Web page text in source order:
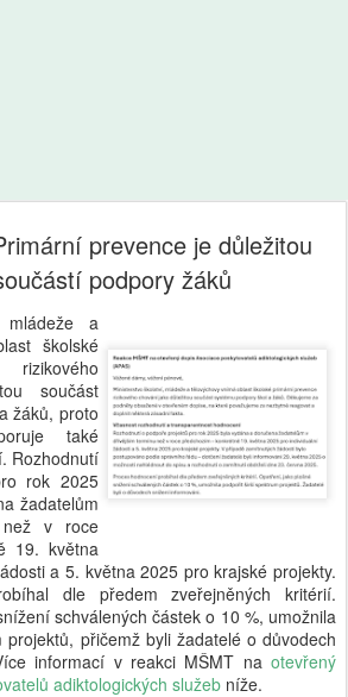
prevence je důležitou
podpory žáků
mládeže a
školské
součást
žáků, proto
také
Rozhodnutí
rok 2025
žadatelům
v roce
19. května
a 5. května 2025 pro krajské projekty.
dle předem zveřejněných kritérií.
schválených částek o 10 %, umožnila
přičemž byli žadatelé o důvodech
informací v reakci MŠMT na otevřený
adiktologických služeb níže.